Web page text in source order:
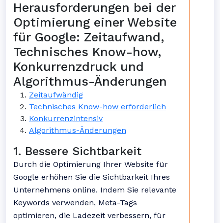
Herausforderungen bei der
Optimierung einer Website
für Google: Zeitaufwand,
Technisches Know-how,
Konkurrenzdruck und
Algorithmus-Änderungen
Zeitaufwändig
Technisches Know-how erforderlich
Konkurrenzintensiv
Algorithmus-Änderungen
1. Bessere Sichtbarkeit
Durch die Optimierung Ihrer Website für
Google erhöhen Sie die Sichtbarkeit Ihres
Unternehmens online. Indem Sie relevante
Keywords verwenden, Meta-Tags
optimieren, die Ladezeit verbessern, für